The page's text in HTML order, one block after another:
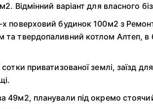
Відмінний варіант для власного
поверховий будинок 100м2 з
та твердопаливний котлом Алтеп, в
приватизованої землі, заїзд
49м2, планували під окремо